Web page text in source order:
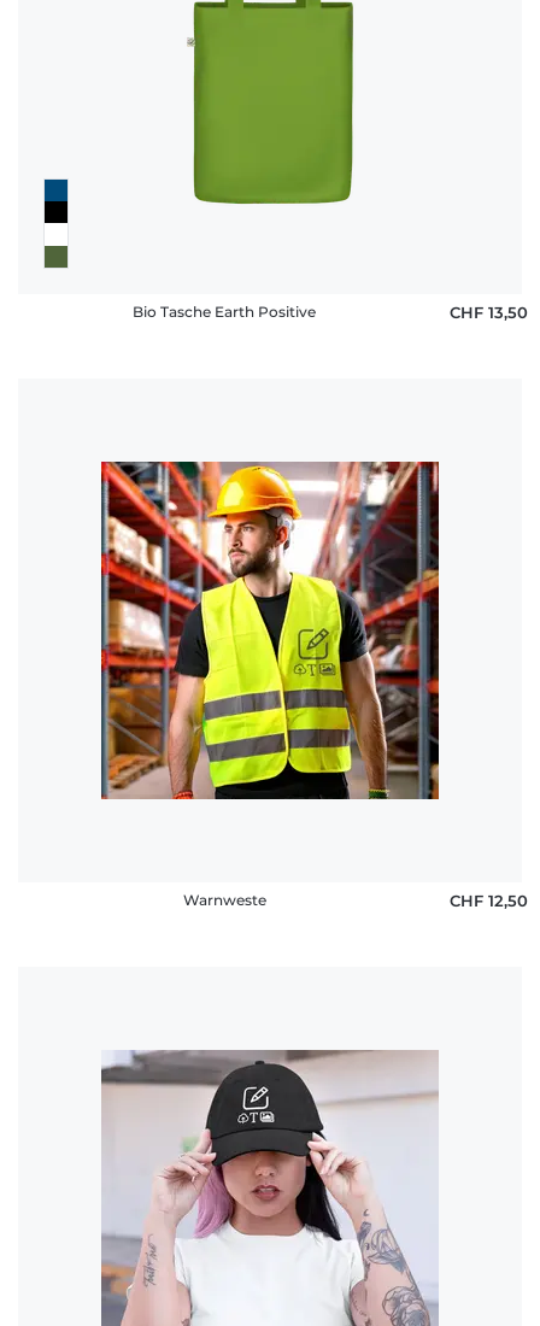
Bio Tasche Earth Positive CHF 13,50
Warnweste CHF 12,50